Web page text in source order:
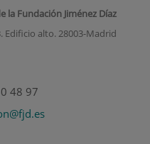
Fundación Jiménez Díaz
Edificio alto. 28003-Madrid
48 97